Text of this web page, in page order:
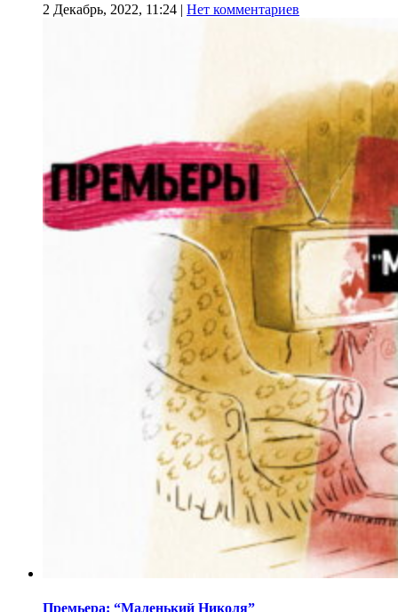
2 Декабрь, 2022, 11:24 | Нет комментариев
Премьера: “Маленький Николя”